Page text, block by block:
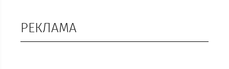
РЕКЛАМА